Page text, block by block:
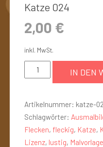
Katze 024
2,00 €
inkl. MwSt.
IN DEN
Artikelnummer: katze-
Schlagwörter:
Flecken, fleckig, Katze,
Lizenz, lustig, Malvorlage